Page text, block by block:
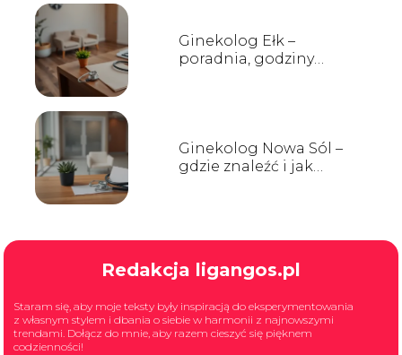
Ginekolog Ełk –
poradnia, godziny
Ginekolog Nowa Sól –
gdzie znaleźć i jak
Redakcja ligangos.pl
Staram się, aby moje teksty były inspiracją do eksperymentowania
z własnym stylem i dbania o siebie w harmonii z najnowszymi
trendami. Dołącz do mnie, aby razem cieszyć się pięknem
codzienności!